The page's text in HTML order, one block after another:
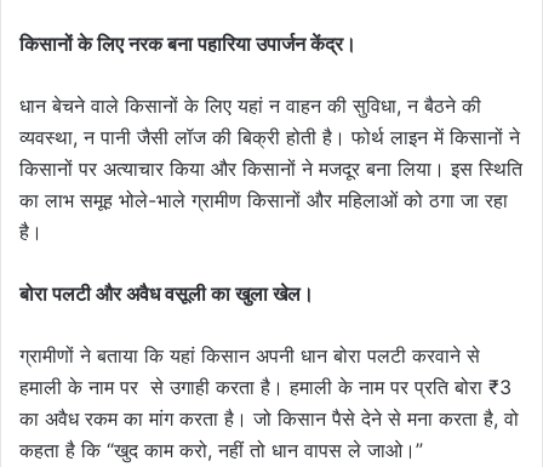
किसानों के लिए नरक बना पहारिया उपार्जन केंद्र।
धान बेचने वाले किसानों के लिए यहां न वाहन की सुविधा, न बैठने की
व्यवस्था, न पानी जैसी लॉज की बिक्री होती है। फोर्थ लाइन में किसानों ने
किसानों पर अत्याचार किया और किसानों ने मजदूर बना लिया। इस स्थिति
का लाभ समूह भोले-भाले ग्रामीण किसानों और महिलाओं को ठगा जा रहा
है।
बोरा पलटी और अवैध वसूली का खुला खेल।
ग्रामीणों ने बताया कि यहां किसान अपनी धान बोरा पलटी करवाने से
हमाली के नाम पर से उगाही करता है। हमाली के नाम पर प्रति बोरा ₹3
का अवैध रकम का मांग करता है। जो किसान पैसे देने से मना करता है, वो
कहता है कि “खुद काम करो, नहीं तो धान वापस ले जाओ।”